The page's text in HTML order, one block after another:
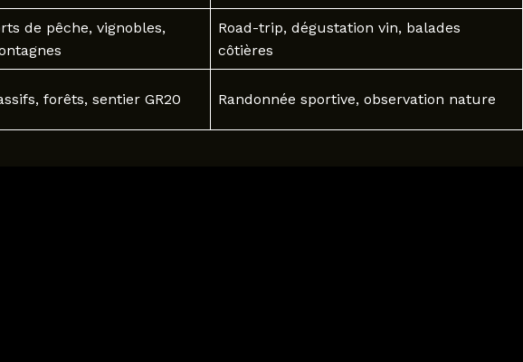
de pêche, vignobles,
Road-trip, dégustation vin, balades
côtières
forêts, sentier GR20 Randonnée sportive, observation nature